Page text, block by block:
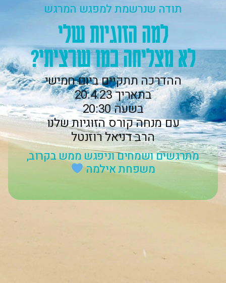
תודה שנרשמת למפגש המרגש​
למה הזוגיות שלי
לא מצליחה כמו שרציתי?
ההדרכה תתקיים ביום חמישי
בתאריך 20.4.23
בשעה 20:30
עם מנחה קורס הזוגיות שלנו
הרב דניאל רוזנטל
מתרגשים ושמחים וניפגש ממש בקרוב,
משפחת אילמה